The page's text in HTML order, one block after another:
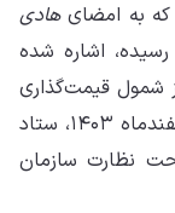
که به امضایهادی
اشاره شده
شمول قیمت‌گذاری
دستوری توسط شورای رقابت در تاریخ ۲۱ اسفندماه ۱۴۰۳، ستاد
نظارت سازمان